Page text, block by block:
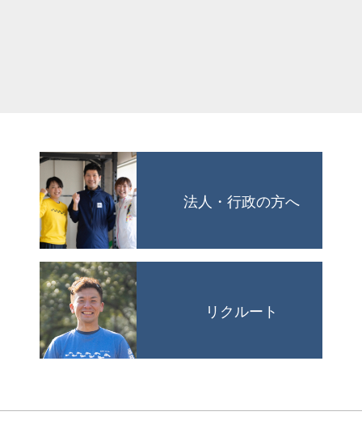
法人・行政の方へ
リクルート